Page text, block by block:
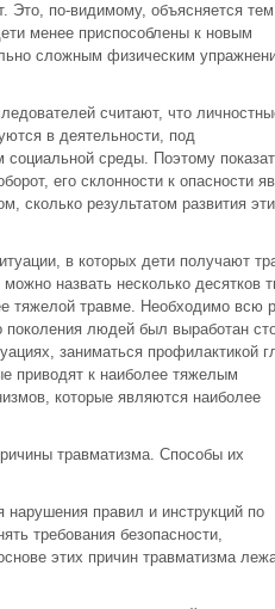
Это, по-видимому, объясняется
менее приспособлены к новым
сложным физическим
считают, что
в деятельности, под
социальной среды. Поэтому
его склонности к опасности
сколько результатом развития
в которых дети получают
назвать несколько десятков
тяжелой травме. Необходимо всю
поколения людей был выработан
заниматься профилактикой
приводят к наиболее тяжелым
которые являются наиболее
травматизма. Способы их
нарушения правил и инструкций по
требования безопасности,
этих причин травматизма